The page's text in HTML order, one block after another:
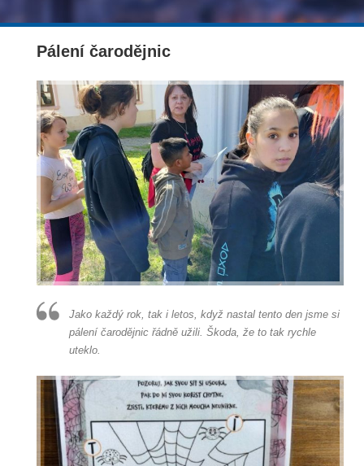
Pálení čarodějnic
Jako každý rok, tak i letos, když nastal tento den jsme si
pálení čarodějnic řádně užili. Škoda, že to tak rychle
uteklo.